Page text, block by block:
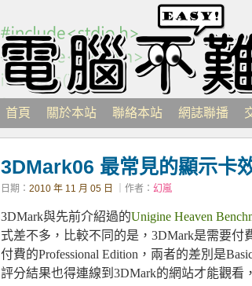
首頁 關於本站 聯絡本站 網誌聯播
3DMark06 最常見的顯示卡
日期： 2010 年 11 月 05 日 ｜作者： 幻嵐
3DMark與先前介紹過的Unigine Heaven
式差不多，比較不同的是，3DMark是需要付
付費的Professional Edition，兩者的差別是
評分結果也得連線到3DMark的網站才能觀看